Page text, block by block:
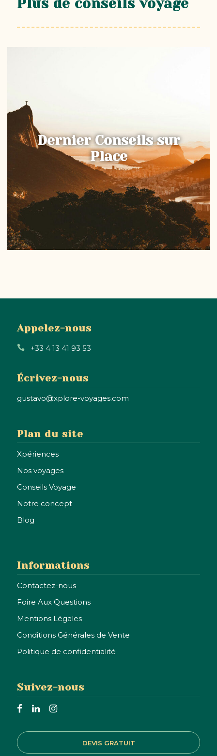
Plus de conseils voyage
Formalités au Brésil
Appelez-nous
+33 4 13 41 93 53
Écrivez-nous
gustavo@xplore-voyages.com
Plan du site
Xpériences
Nos voyages
Conseils Voyage
Notre concept
Blog
Informations
Contactez-nous
Foire Aux Questions
Mentions Légales
Conditions Générales de Vente
Politique de confidentialité
Suivez-nous
DEVIS GRATUIT